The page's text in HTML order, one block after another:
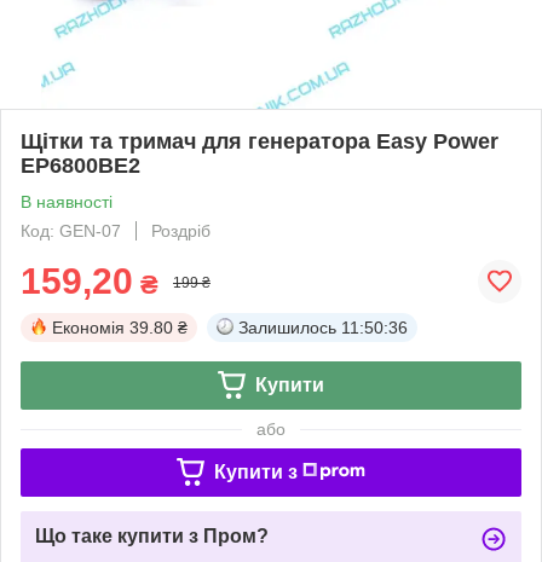
Щітки та тримач для генератора Easy Power
EP6800BE2
В наявності
Код: GEN-07
Роздріб
159,20 ₴ 199 ₴
Економія 39.80 ₴ Залишилось 11:50:36
Купити
або
Купити з
Що таке купити з Пром?